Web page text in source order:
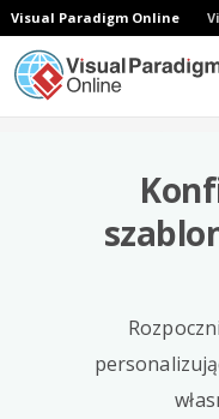
Visual Paradigm Online